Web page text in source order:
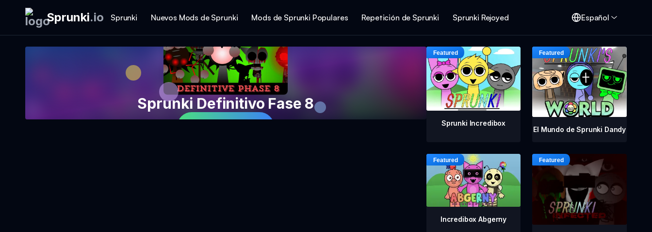
Sprunki.io Sprunki Nuevos Mods de Sprunki Mods de Sprunki Populares Repetición de Sprunki Sprunki Rejoyed Español
Sprunki Definitivo Fase 8
Sprunki Incredibox
El Mundo de Sprunki Dandy
Incredibox Abgerny